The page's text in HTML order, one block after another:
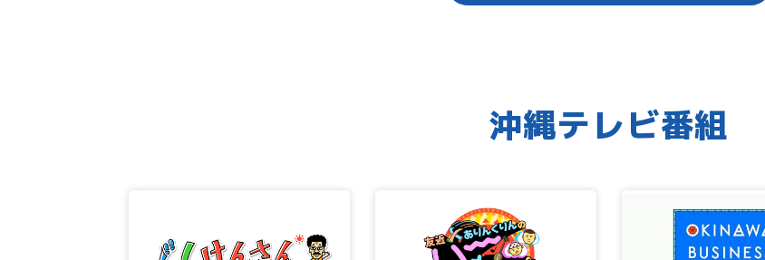
沖縄テレビ番組